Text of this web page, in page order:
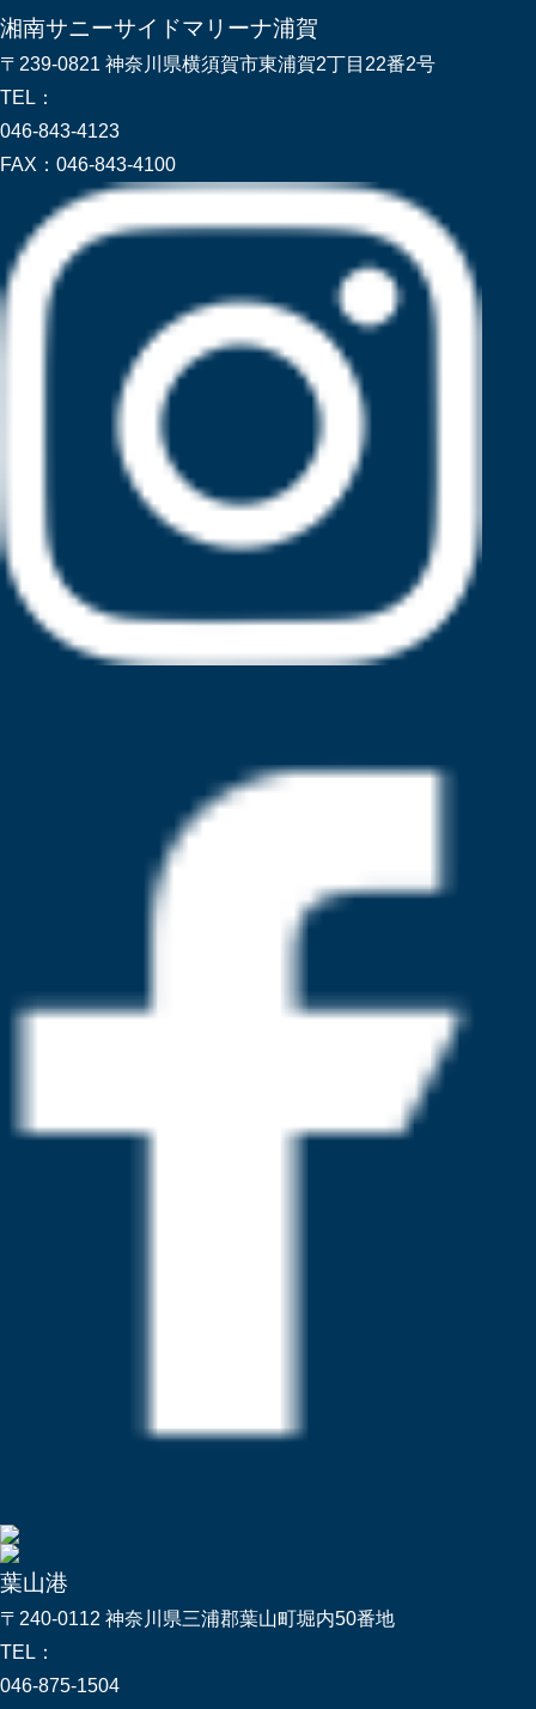
湘南サニーサイドマリーナ浦賀
〒239-0821 神奈川県横須賀市東浦賀2丁目22番2号
TEL：
046-843-4123
FAX： 046-843-4100
葉山港
〒240-0112 神奈川県三浦郡葉山町堀内50番地
TEL：
046-875-1504